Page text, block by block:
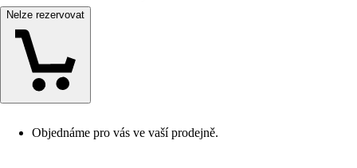
Nelze rezervovat
Objednáme pro vás ve vaší prodejně.